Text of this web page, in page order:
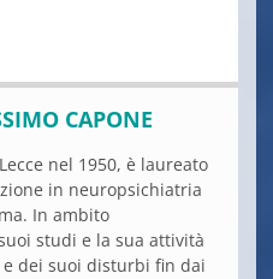
CAPONE
nel 1950, è laureato
in neuropsichiatria
In ambito
studi e la sua attività
dei suoi disturbi fin dai